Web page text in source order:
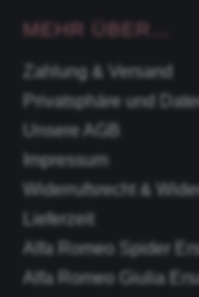
MEHR ÜBER...
Zahlung & Versand
Privatsphäre und
Unsere AGB
Impressum
Widerrufsrecht &
Lieferzeit
Alfa Romeo Spider
Alfa Romeo Giulia